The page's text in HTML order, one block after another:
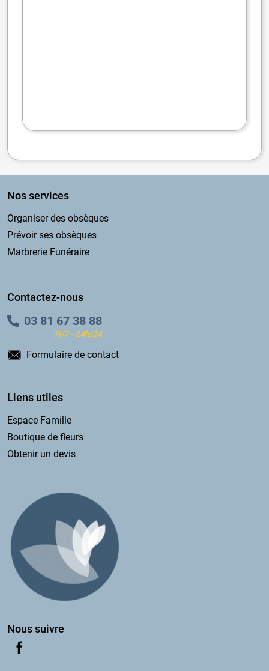
Nos services
Organiser des obsèques
Prévoir ses obsèques
Marbrerie Funéraire
Contactez-nous
03 81 67 38 88
7j/7 - 24h/24
Formulaire de contact
Liens utiles
Espace Famille
Boutique de fleurs
Obtenir un devis
Nous suivre